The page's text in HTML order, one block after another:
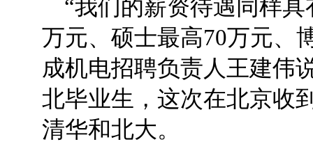
“我们的薪资待遇同样
万元、硕士最高70万元、
成机电招聘负责人王建伟
北毕业生，这次在北京收
清华和北大。